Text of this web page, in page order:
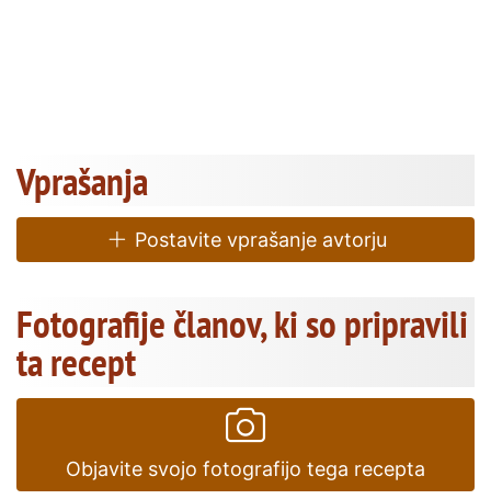
Vprašanja
Postavite vprašanje avtorju
Fotografije članov, ki so pripravili
ta recept
Objavite svojo fotografijo tega recepta